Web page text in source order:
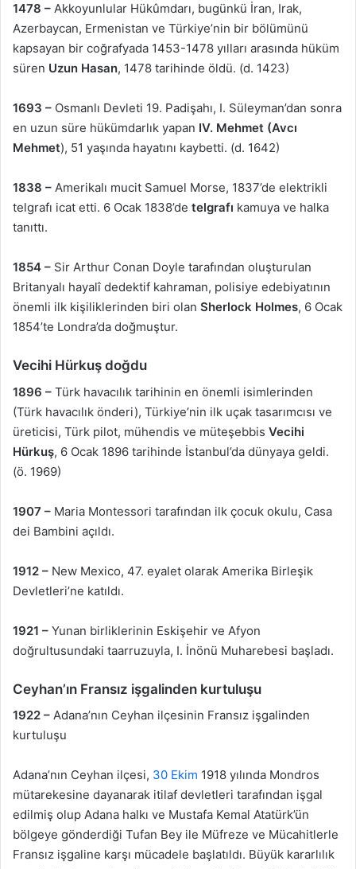
1478 – Akkoyunlular Hükûmdarı, bugünkü İran, Irak,
Azerbaycan, Ermenistan ve Türkiye’nin bir bölümünü
kapsayan bir coğrafyada 1453-1478 yılları arasında hüküm
süren Uzun Hasan, 1478 tarihinde öldü. (d. 1423)
1693 – Osmanlı Devleti 19. Padişahı, I. Süleyman’dan sonra
en uzun süre hükümdarlık yapan IV. Mehmet (Avcı
Mehmet), 51 yaşında hayatını kaybetti. (d. 1642)
1838 – Amerikalı mucit Samuel Morse, 1837’de elektrikli
telgrafı icat etti. 6 Ocak 1838’de telgrafı kamuya ve halka
tanıttı.
1854 – Sir Arthur Conan Doyle tarafından oluşturulan
Britanyalı hayalî dedektif kahraman, polisiye edebiyatının
önemli ilk kişiliklerinden biri olan Sherlock Holmes, 6 Ocak
1854’te Londra’da doğmuştur.
Vecihi Hürkuş doğdu
1896 – Türk havacılık tarihinin en önemli isimlerinden
(Türk havacılık önderi), Türkiye’nin ilk uçak tasarımcısı ve
üreticisi, Türk pilot, mühendis ve müteşebbis Vecihi
Hürkuş, 6 Ocak 1896 tarihinde İstanbul’da dünyaya geldi.
(ö. 1969)
1907 – Maria Montessori tarafından ilk çocuk okulu, Casa
dei Bambini açıldı.
1912 – New Mexico, 47. eyalet olarak Amerika Birleşik
Devletleri’ne katıldı.
1921 – Yunan birliklerinin Eskişehir ve Afyon
doğrultusundaki taarruzuyla, I. İnönü Muharebesi başladı.
Ceyhan’ın Fransız işgalinden kurtuluşu
1922 – Adana’nın Ceyhan ilçesinin Fransız işgalinden
kurtuluşu
Adana’nın Ceyhan ilçesi, 30 Ekim 1918 yılında Mondros
mütarekesine dayanarak itilaf devletleri tarafından işgal
edilmiş olup Adana halkı ve Mustafa Kemal Atatürk’ün
bölgeye gönderdiği Tufan Bey ile Müfreze ve Mücahitlerle
Fransız işgaline karşı mücadele başlatıldı. Büyük kararlılık